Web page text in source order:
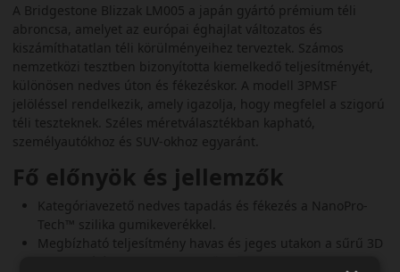
A Bridgestone Blizzak LM005 a japán gyártó prémium téli
abroncsa, amelyet az európai éghajlat változatos és
kiszámíthatatlan téli körülményeihez terveztek. Számos
nemzetközi tesztben bizonyította kiemelkedő teljesítményét,
különösen nedves úton és fékezéskor. A modell 3PMSF
jelöléssel rendelkezik, amely igazolja, hogy megfelel a szigorú
téli teszteknek. Széles méretválasztékban kapható,
személyautókhoz és SUV-okhoz egyaránt.
Fő előnyök és jellemzők
Kategóriavezető nedves tapadás és fékezés a NanoPro-
Tech™ szilika gumikeverékkel.
Megbízható teljesítmény havas és jeges utakon a sűrű 3D